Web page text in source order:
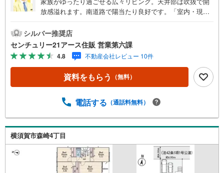
放感溢れます。南道路で陽当たり良好です。「室内・現地
ズになります。【センチュリー21アース住販のポイント】
◆センチュリオン獲得店舗◆全国約970店舗あるセンチュリ
ー21のお店。その中でも、アメリカ本部が設ける一定基準
を満たした、上位4％しか受賞できない賞。それが「センチ
ュリオン」です。弊社はそのセンチュリオンを2002年から
欠かすことなく取り続けております。◆住宅ローン相談会
際に実際かかる諸費用の概算も行っております。人生最大
ドバイスをさせて頂きます。◆優遇金利にこだわる◆大き
な金額を長期間で返済する住宅ローンは優遇金利が0.1％変
わるだけで、支払い総額に大きな変化が生じます。取引の
多い弊社は金融機関の特色、傾向、トレンドを熟知してお
りますので、お客様のニーズにあった金融機関をご紹介さ
シルバー推奨店
センチュリー21アース住販 営業第六課
4.8 不動産会社レビュー 10件
資料をもらう （無料）
電話する （通話料無料）
横須賀市森崎4丁目